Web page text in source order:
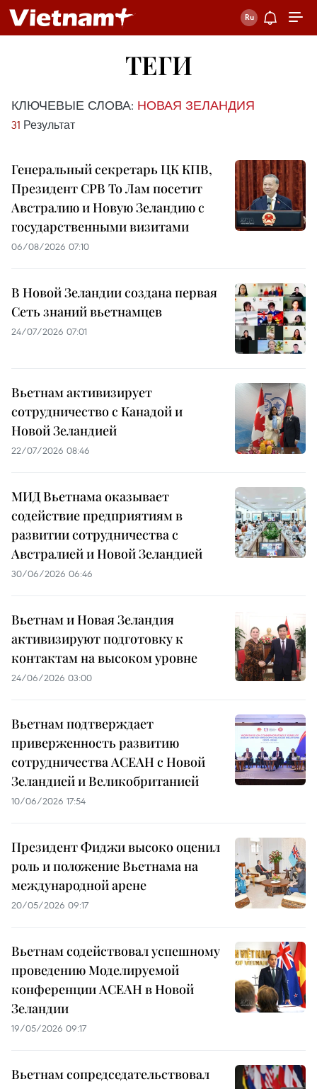
ТЕГИ
КЛЮЧЕВЫЕ СЛОВА: НОВАЯ ЗЕЛАНДИЯ
31 Результат
Генеральный секретарь ЦК КПВ,
Президент СРВ То Лам посетит
Австралию и Новую Зеландию с
государственными визитами
06/08/2026 07:10
В Новой Зеландии создана первая
Сеть знаний вьетнамцев
24/07/2026 07:01
Вьетнам активизирует
сотрудничество с Канадой и
Новой Зеландией
22/07/2026 08:46
МИД Вьетнама оказывает
содействие предприятиям в
развитии сотрудничества с
Австралией и Новой Зеландией
30/06/2026 06:46
Вьетнам и Новая Зеландия
активизируют подготовку к
контактам на высоком уровне
24/06/2026 03:00
Вьетнам подтверждает
приверженность развитию
сотрудничества АСЕАН с Новой
Зеландией и Великобританией
10/06/2026 17:54
Президент Фиджи высоко оценил
роль и положение Вьетнама на
международной арене
20/05/2026 09:17
Вьетнам содействовал успешному
проведению Моделируемой
конференции АСЕАН в Новой
Зеландии
19/05/2026 09:17
Вьетнам сопредседательствовал